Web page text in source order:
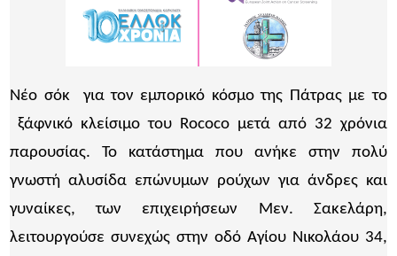
Νέο σόκ για τον εμπορικό κόσμο της Πάτρας με το
ξάφνικό κλείσιμο του Rococo μετά από 32 χρόνια
παρουσίας. Το κατάστημα που ανήκε στην πολύ
γνωστή αλυσίδα επώνυμων ρούχων για άνδρες και
γυναίκες, των επιχειρήσεων Μεν. Σακελάρη,
λειτουργούσε συνεχώς στην οδό Αγίου Νικολάου 34,